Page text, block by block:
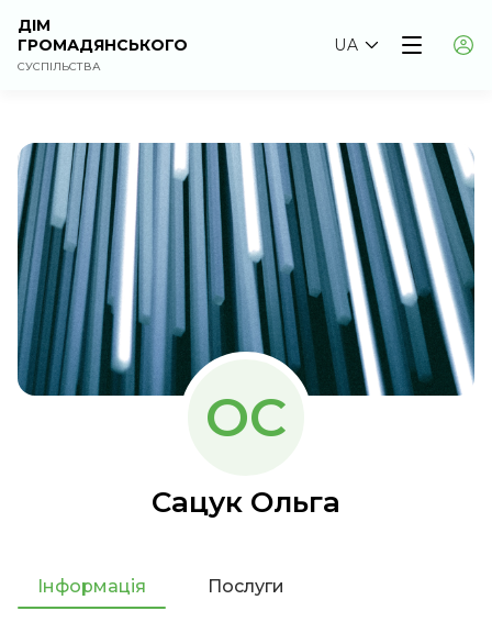
ДІМ
ГРОМАДЯНСЬКОГО
СУСПІЛЬСТВА
UA
ОС
Сацук Ольга
Інформація Послуги